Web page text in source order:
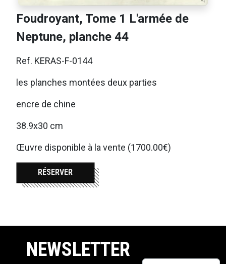
Foudroyant, Tome 1 L'armée de
Neptune, planche 44
Ref. KERAS-F-0144
les planches montées deux parties
encre de chine
38.9x30 cm
Œuvre disponible à la vente (1700.00€)
RÉSERVER
NEWSLETTER